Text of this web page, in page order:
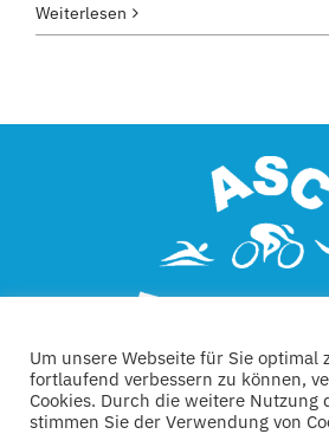
Weiterlesen
Um unsere Webseite für Sie optimal
fortlaufend verbessern zu können,
Cookies. Durch die weitere Nutzung
stimmen Sie der Verwendung von